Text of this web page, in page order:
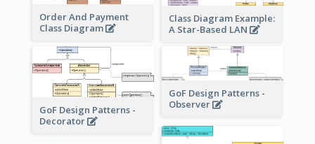
Order And Payment
Class Diagram
Class Diagram Example:
A Star-Based LAN
GoF Design Patterns -
Decorator
GoF Design Patterns -
Observer